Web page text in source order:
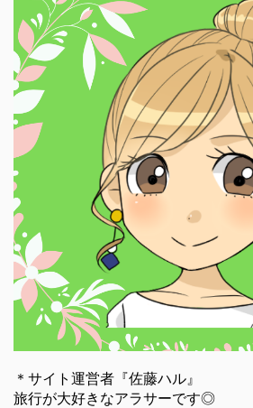
＊サイト運営者『佐藤ハル』
旅行が大好きなアラサーです◎